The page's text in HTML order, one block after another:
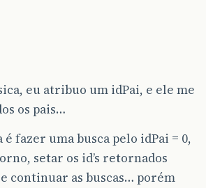
eu atribuo um idPai, e ele me
os pais…
fazer uma busca pelo idPai = 0,
setar os id’s retornados
continuar as buscas… porém